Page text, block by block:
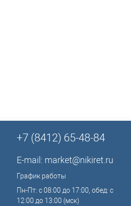
+7 (8412) 65-48-84
E-mail: market@nikiret.ru
График работы
Пн-Пт: с 08:00 до 17:00, обед: с
12:00 до 13:00 (мск)